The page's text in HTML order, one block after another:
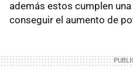
además estos cumplen
conseguir el aumento de